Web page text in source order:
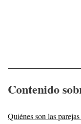
Contenido
Quiénes son las